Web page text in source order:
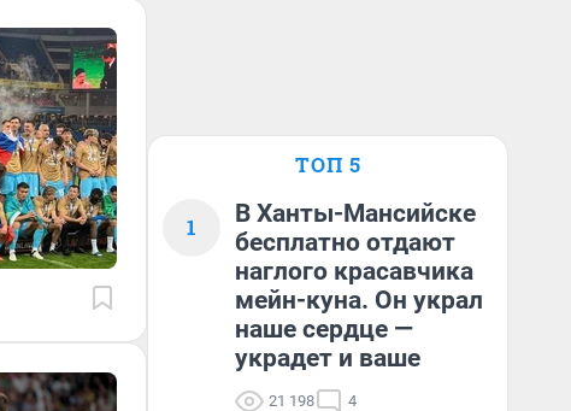
ТОП 5
1
В Ханты-Мансийске
бесплатно отдают
наглого красавчика
мейн-куна. Он украл
наше сердце —
украдет и ваше
21 198 4